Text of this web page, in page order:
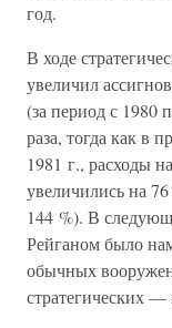
год.
В ходе
увеличил
(за период с 1980
раза, тогда как в
1981 г., расходы
увеличились на
144 %). В
Рейганом было
обычных
стратегических —